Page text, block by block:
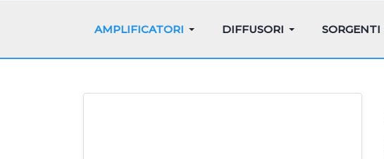
AMPLIFICATORI DIFFUSORI SORGENTI